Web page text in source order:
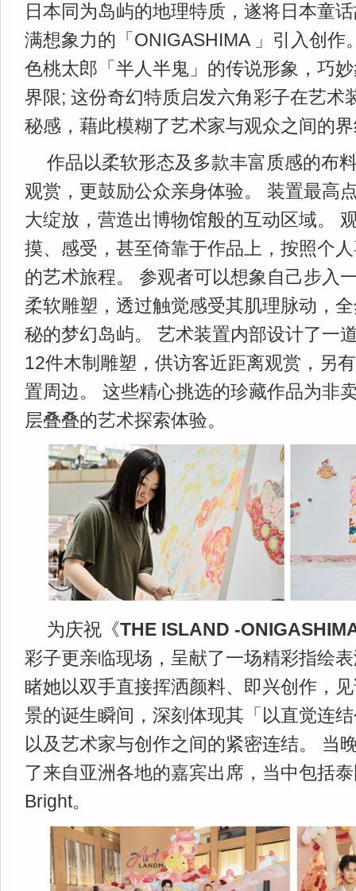
日本同为岛屿的地理特质，遂将日本童
满想象力的「ONIGASHIMA 」引入创作
色桃太郎「半人半鬼」的传说形象，巧
界限; 这份奇幻特质启发六角彩子在艺术
秘感，藉此模糊了艺术家与观众之间的
作品以柔软形态及多款丰富质感的布
观赏，更鼓励公众亲身体验。 装置最高
大绽放，营造出博物馆般的互动区域。
摸、感受，甚至倚靠于作品上，按照个
的艺术旅程。 参观者可以想象自己步入
柔软雕塑，透过触觉感受其肌理脉动，
秘的梦幻岛屿。 艺术装置内部设计了一
12件木制雕塑，供访客近距离观赏，另
置周边。 这些精心挑选的珍藏作品为非
层叠叠的艺术探索体验。
为庆祝《THE ISLAND -
彩子更亲临现场，呈献了一场精彩指绘
睹她以双手直接挥洒颜料、即兴创作，
景的诞生瞬间，深刻体现其「以直觉连
以及艺术家与创作之间的紧密连结。 当
了来自亚洲各地的嘉宾出席，当中包括
Bright。